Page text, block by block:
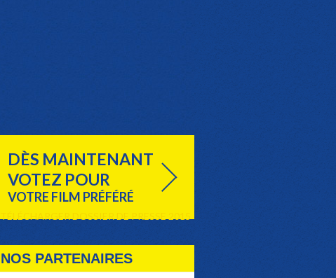
DÈS MAINTENANT
VOTEZ POUR
VOTRE FILM PRÉFÉRÉ
NOS PARTENAIRES